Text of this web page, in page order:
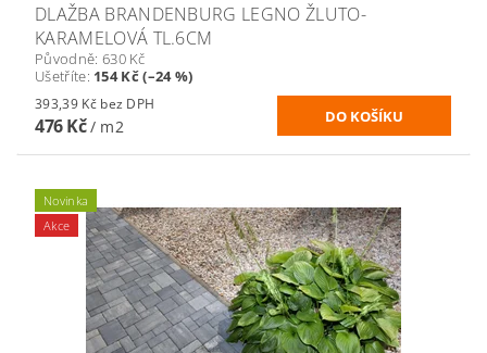
DLAŽBA BRANDENBURG LEGNO ŽLUTO-
KARAMELOVÁ TL.6CM
Původně: 630 Kč
Ušetříte: 154 Kč (–24 %)
393,39 Kč bez DPH
476 Kč/ m2
Novinka
Akce